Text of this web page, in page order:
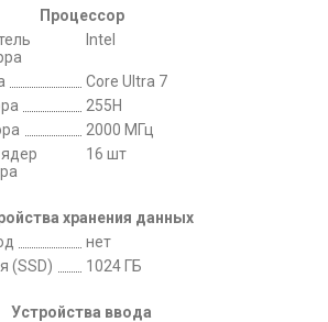
Процессор
Intel
Core Ultra 7
255H
2000 МГц
16 шт
хранения данных
нет
(SSD)
1024 ГБ
Устройства ввода